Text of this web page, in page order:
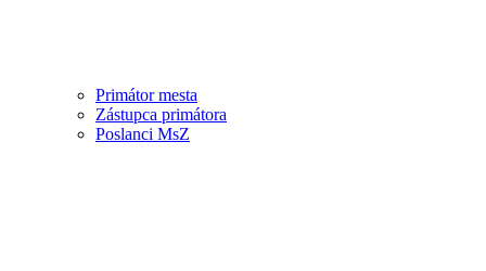
Primátor mesta
Zástupca primátora
Poslanci MsZ